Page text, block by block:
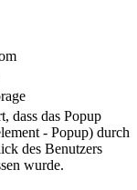
dass das Popup
- Popup) durch
des Benutzers
wurde.